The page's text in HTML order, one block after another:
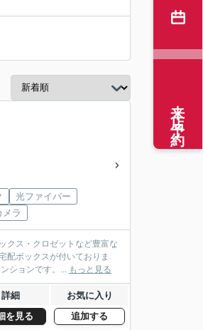
光ファイバー
メラ
クス・クロゼットなど豊富な
配ボックスが付いておりま
ションです。... もっと見る
詳細 お気に入り
を見る 追加する
来店予約